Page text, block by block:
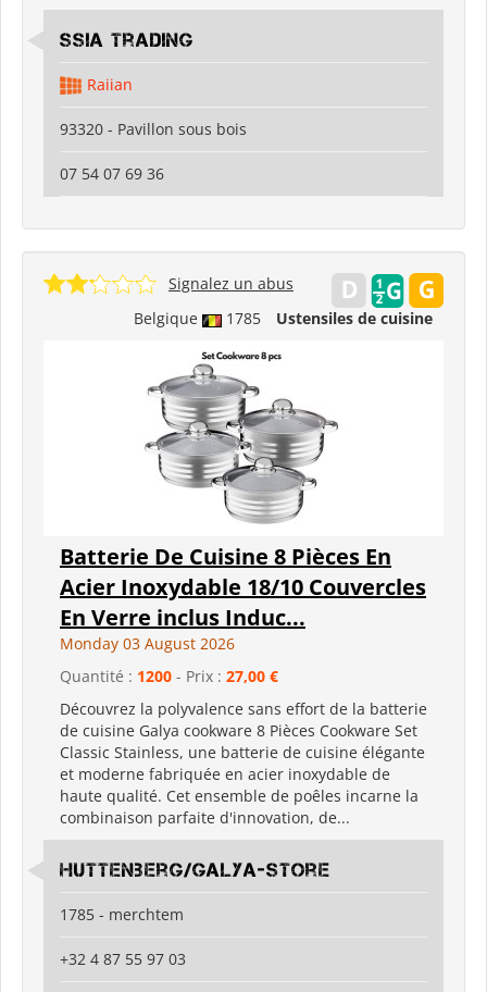
SSIA Trading
Raiian
93320 - Pavillon sous bois
07 54 07 69 36
Belgique 1785 Ustensiles de cuisine
Signalez un abus
Batterie De Cuisine 8 Pièces En
Acier Inoxydable 18/10 Couvercles
En Verre inclus Induc...
Monday 03 August 2026
Quantité : 1200 - Prix : 27,00 €
Découvrez la polyvalence sans effort de la batterie
de cuisine Galya cookware 8 Pièces Cookware Set
Classic Stainless, une batterie de cuisine élégante
et moderne fabriquée en acier inoxydable de
haute qualité. Cet ensemble de poêles incarne la
combinaison parfaite d'innovation, de...
Huttenberg/Galya-Store
1785 - merchtem
+32 4 87 55 97 03